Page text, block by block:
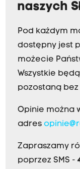
naszych
Pod każdym
dostępny jest
możecie
Wszystkie
pozostaną
Opinie można
adres
Zapraszamy
poprzez SMS -